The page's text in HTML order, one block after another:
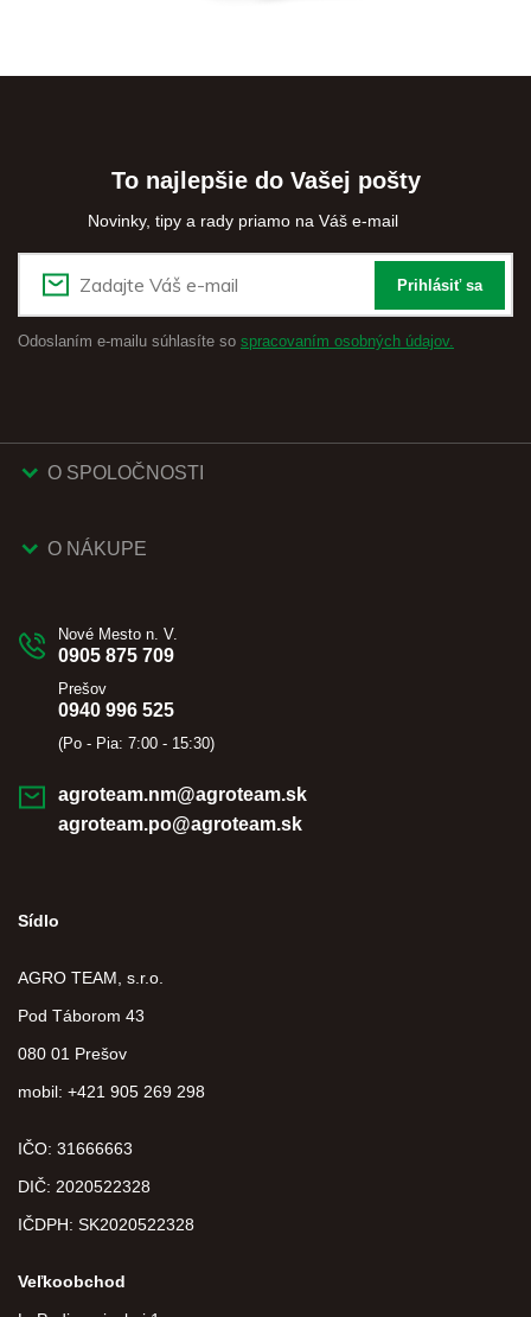
To najlepšie do Vašej pošty
Novinky, tipy a rady priamo na Váš e-mail
Prihlásiť sa
Odoslaním e-mailu súhlasíte so spracovaním osobných údajov.
O SPOLOČNOSTI
O NÁKUPE
Nové Mesto n. V.
0905 875 709
Prešov
0940 996 525
(Po - Pia: 7:00 - 15:30)
agroteam.nm@agroteam.sk
agroteam.po@agroteam.sk
Sídlo
AGRO TEAM, s.r.o.
Pod Táborom 43
080 01 Prešov
mobil: +421 905 269 298
IČO: 31666663
DIČ: 2020522328
IČDPH: SK2020522328
Veľkoobchod